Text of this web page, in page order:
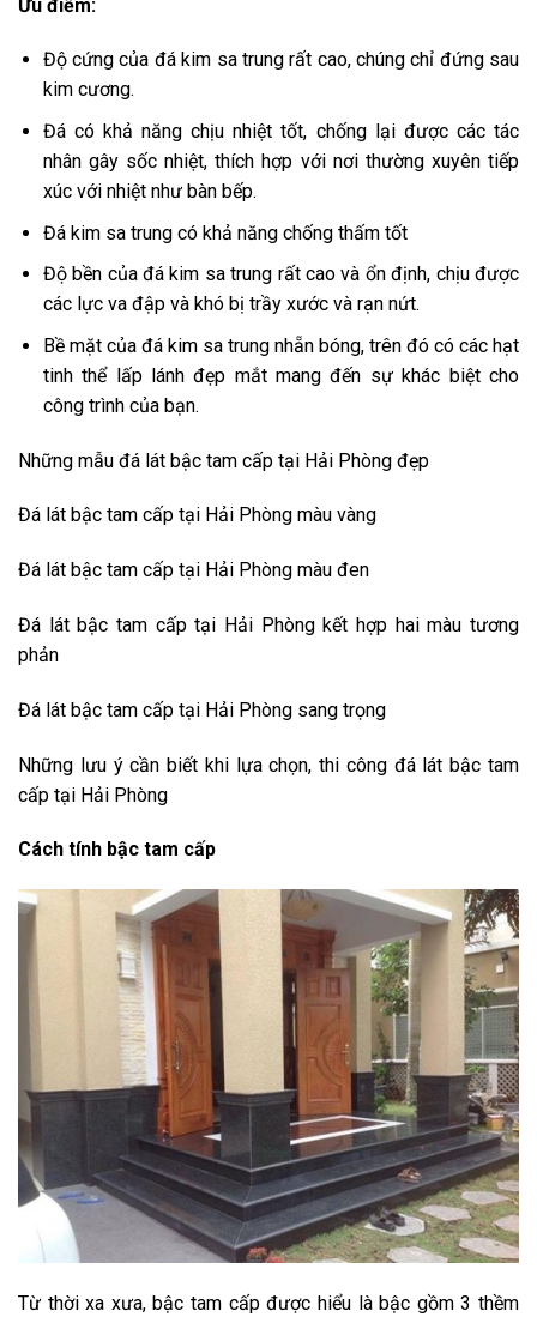
Ưu điểm:
Độ cứng của đá kim sa trung rất cao, chúng chỉ đứng sau
kim cương.
Đá có khả năng chịu nhiệt tốt, chống lại được các tác
nhân gây sốc nhiệt, thích hợp với nơi thường xuyên tiếp
xúc với nhiệt như bàn bếp.
Đá kim sa trung có khả năng chống thấm tốt
Độ bền của đá kim sa trung rất cao và ổn định, chịu được
các lực va đập và khó bị trầy xước và rạn nứt.
Bề mặt của đá kim sa trung nhẵn bóng, trên đó có các hạt
tinh thể lấp lánh đẹp mắt mang đến sự khác biệt cho
công trình của bạn.
Những mẫu đá lát bậc tam cấp tại Hải Phòng đẹp
Đá lát bậc tam cấp tại Hải Phòng màu vàng
Đá lát bậc tam cấp tại Hải Phòng màu đen
Đá lát bậc tam cấp tại Hải Phòng kết hợp hai màu tương
phản
Đá lát bậc tam cấp tại Hải Phòng sang trọng
Những lưu ý cần biết khi lựa chọn, thi công đá lát bậc tam
cấp tại Hải Phòng
Cách tính bậc tam cấp
Từ thời xa xưa, bậc tam cấp được hiểu là bậc gồm 3 thềm